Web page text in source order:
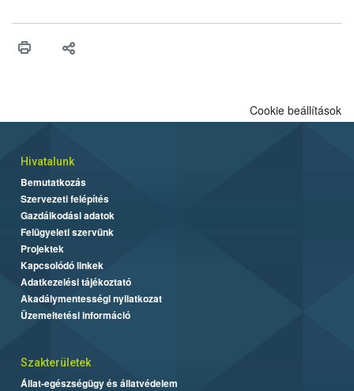
vonni az ebek viselkedésének megítélésében jártas szakértőt.
Cookie beállítások
Hivatalunk
Bemutatkozás
Szervezeti felépítés
Gazdálkodási adatok
Felügyeleti szervünk
Projektek
Kapcsolódó linkek
Adatkezelési tájékoztató
Akadálymentességi nyilatkozat
Üzemeltetési információ
Szakterületek
Állat-egészségügy és állatvédelem